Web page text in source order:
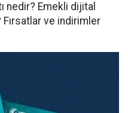
nedir? Emekli dijital
Fırsatlar ve indirimler